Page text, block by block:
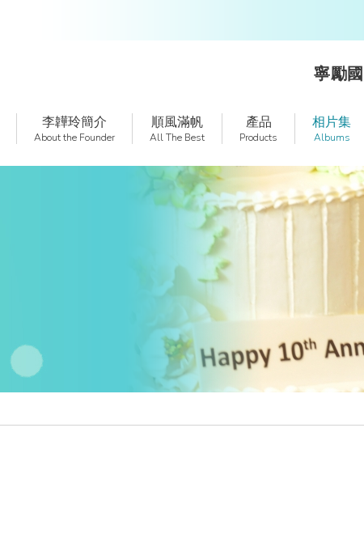
寧勵
李韡玲簡介
About the Founder
順風滿帆
All The Best
產品
Products
相片集
Albums